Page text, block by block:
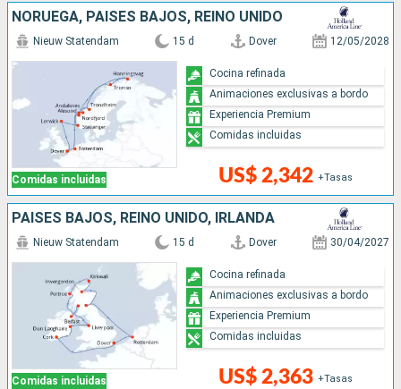
NORUEGA, PAISES BAJOS, REINO UNIDO
Comidas incluidas
Nieuw Statendam 15 d Dover 12/05/2028
US$ 2,342 +Tasas
Cocina refinada
Animaciones exclusivas a bordo
Experiencia Premium
Comidas incluidas
PAISES BAJOS, REINO UNIDO, IRLANDA
Comidas incluidas
Nieuw Statendam 15 d Dover 30/04/2027
US$ 2,363 +Tasas
Cocina refinada
Animaciones exclusivas a bordo
Experiencia Premium
Comidas incluidas